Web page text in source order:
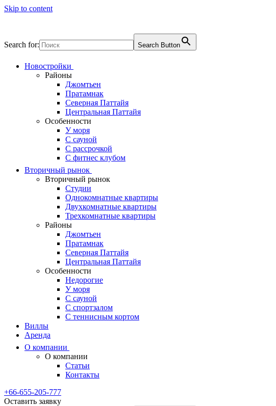
Skip to content
Search for: Search Button
Новостройки
Районы
Джомтьен
Пратамнак
Северная Паттайя
Центральная Паттайя
Особенности
У моря
С сауной
С рассрочкой
С фитнес клубом
Вторичный рынок
Вторичный рынок
Студии
Однокомнатные квартиры
Двухкомнатные квартиры
Трехкомнатные квартиры
Районы
Джомтьен
Пратамнак
Северная Паттайя
Центральная Паттайя
Особенности
Недорогие
У моря
С сауной
С спортзалом
С теннисным кортом
Виллы
Аренда
О компании
О компании
Статьи
Контакты
+66-655-205-777
Оставить заявку